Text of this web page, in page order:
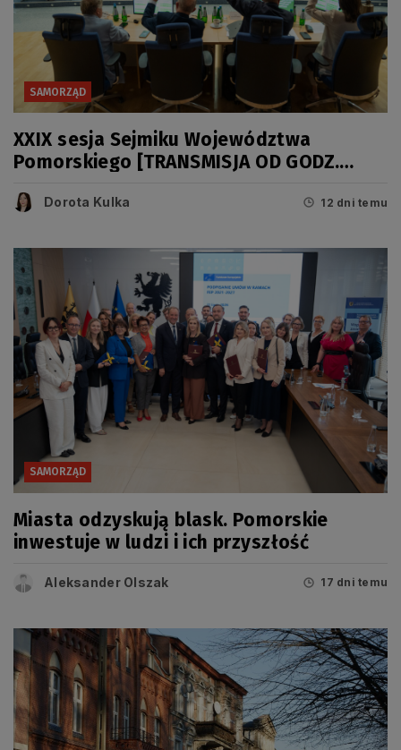
SAMORZĄD
XXIX sesja Sejmiku Województwa
Pomorskiego [TRANSMISJA OD GODZ.
Dorota Kulka 12 dni temu
SAMORZĄD
Miasta odzyskują blask. Pomorskie
inwestuje w ludzi i ich przyszłość
Aleksander Olszak 17 dni temu